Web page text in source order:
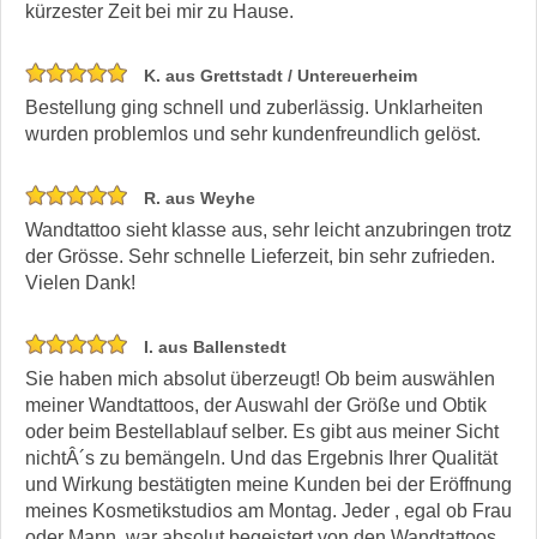
kürzester Zeit bei mir zu Hause.
K. aus Grettstadt / Untereuerheim
Bestellung ging schnell und zuberlässig. Unklarheiten
wurden problemlos und sehr kundenfreundlich gelöst.
R. aus Weyhe
Wandtattoo sieht klasse aus, sehr leicht anzubringen trotz
der Grösse. Sehr schnelle Lieferzeit, bin sehr zufrieden.
Vielen Dank!
I. aus Ballenstedt
Sie haben mich absolut überzeugt! Ob beim auswählen
meiner Wandtattoos, der Auswahl der Größe und Obtik
oder beim Bestellablauf selber. Es gibt aus meiner Sicht
nichtÂ´s zu bemängeln. Und das Ergebnis Ihrer Qualität
und Wirkung bestätigten meine Kunden bei der Eröffnung
meines Kosmetikstudios am Montag. Jeder , egal ob Frau